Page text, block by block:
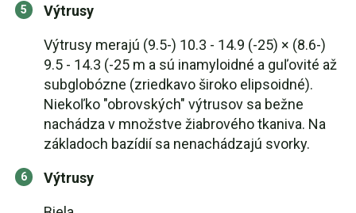
Výtrusy
Výtrusy merajú (9.5-) 10.3 - 14.9 (-25) × (8.6-)
9.5 - 14.3 (-25 m a sú inamyloidné a guľovité až
subglobózne (zriedkavo široko elipsoidné).
Niekoľko "obrovských" výtrusov sa bežne
nachádza v množstve žiabrového tkaniva. Na
základoch bazídií sa nenachádzajú svorky.
Výtrusy